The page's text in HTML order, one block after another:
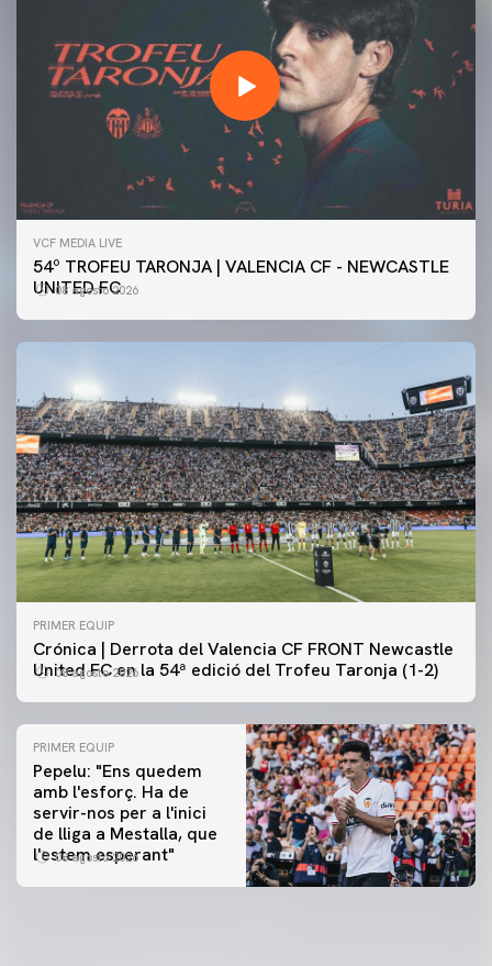
VCF MEDIA LIVE
54º TROFEU TARONJA | VALENCIA CF - NEWCASTLE
UNITED FC
08 agosto 2026
PRIMER EQUIP
Crónica | Derrota del Valencia CF FRONT Newcastle
United FC en la 54ª edició del Trofeu Taronja (1-2)
08 agosto 2026
PRIMER EQUIP
Pepelu: "Ens quedem
amb l'esforç. Ha de
servir-nos per a l'inici
de lliga a Mestalla, que
l'estem esperant"
08 agosto 2026
PRIMER EQUIP
📸 #ValenciaNUFC
PRIMER EQUIP
MESTALLA 📍